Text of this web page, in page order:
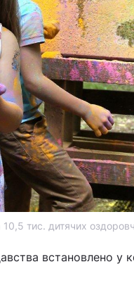
тис. дитячих
встановлено у